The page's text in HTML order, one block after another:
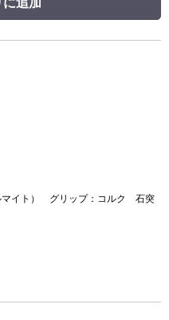
に追加
マイト） グリップ：コルク 石突